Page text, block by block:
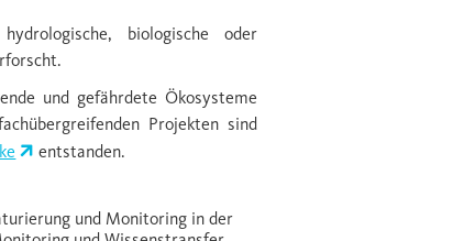
biologische oder
und gefährdete Ökosysteme
Projekten sind
entstanden.
und Monitoring in der